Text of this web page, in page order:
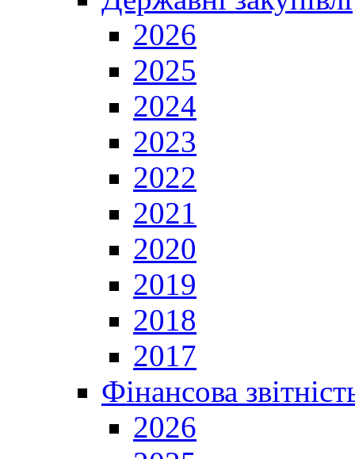
2026
2025
2024
2023
2022
2021
2020
2019
2018
2017
Фінансова
2026